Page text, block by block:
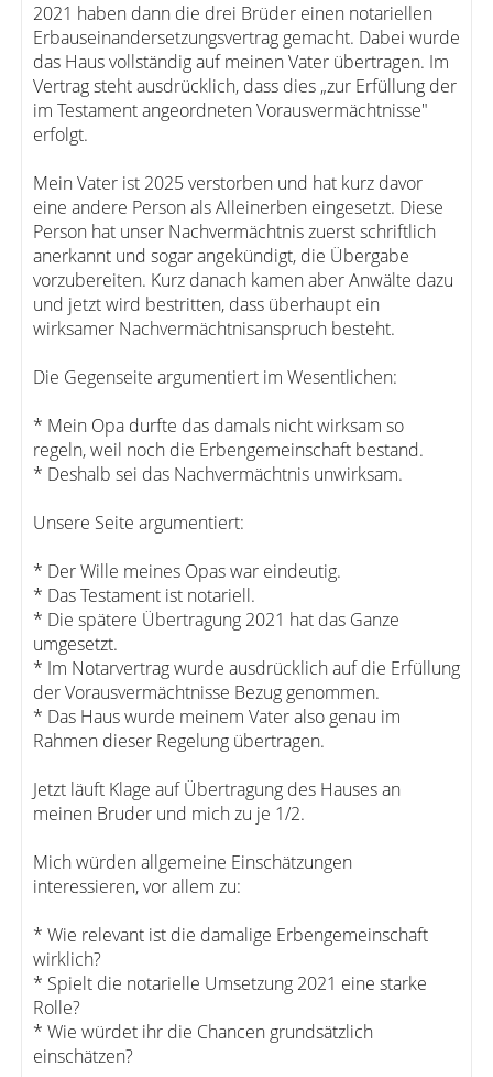
2021 haben dann die drei Brüder einen notariellen
Erbauseinandersetzungsvertrag gemacht. Dabei wurde
das Haus vollständig auf meinen Vater übertragen. Im
Vertrag steht ausdrücklich, dass dies „zur Erfüllung der
im Testament angeordneten Vorausvermächtnisse"
erfolgt.
Mein Vater ist 2025 verstorben und hat kurz davor
eine andere Person als Alleinerben eingesetzt. Diese
Person hat unser Nachvermächtnis zuerst schriftlich
anerkannt und sogar angekündigt, die Übergabe
vorzubereiten. Kurz danach kamen aber Anwälte dazu
und jetzt wird bestritten, dass überhaupt ein
wirksamer Nachvermächtnisanspruch besteht.
Die Gegenseite argumentiert im Wesentlichen:
* Mein Opa durfte das damals nicht wirksam so
regeln, weil noch die Erbengemeinschaft bestand.
* Deshalb sei das Nachvermächtnis unwirksam.
Unsere Seite argumentiert:
* Der Wille meines Opas war eindeutig.
* Das Testament ist notariell.
* Die spätere Übertragung 2021 hat das Ganze
umgesetzt.
* Im Notarvertrag wurde ausdrücklich auf die Erfüllung
der Vorausvermächtnisse Bezug genommen.
* Das Haus wurde meinem Vater also genau im
Rahmen dieser Regelung übertragen.
Jetzt läuft Klage auf Übertragung des Hauses an
meinen Bruder und mich zu je 1/2.
Mich würden allgemeine Einschätzungen
interessieren, vor allem zu:
* Wie relevant ist die damalige Erbengemeinschaft
wirklich?
* Spielt die notarielle Umsetzung 2021 eine starke
Rolle?
* Wie würdet ihr die Chancen grundsätzlich
einschätzen?